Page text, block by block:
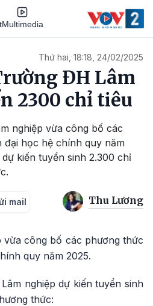
Multimedia
Thứ hai, 18:18, 24/02/2025
ĐH Lâm
2300 chỉ tiêu
nghiệp vừa công bố các
đại học hệ chính quy năm
kiến tuyển sinh 2.300 chỉ
mail Thu Lương
công bố các phương thức
quy năm 2025.
nghiệp dự kiến tuyển sinh
thức: